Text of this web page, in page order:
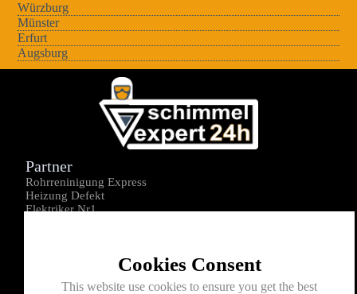
Würzburg
Münster
Erfurt
Augsburg
Cookies Consent
This website use cookies to ensure you get the best
Partner
Rohrreninigung Express
Heizung Defekt
Elektriker Nr1
Kontakt